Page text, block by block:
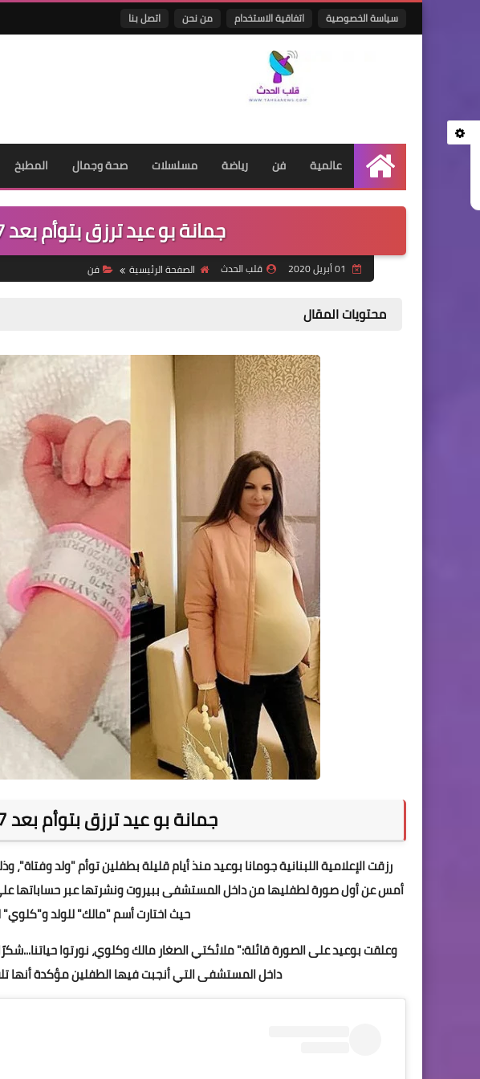
سياسة الخصوصية اتفاقية الاستخدام من نحن اتصل بنا
الرئيسية
عالمية فن رياضة مسلسلات صحة وجمال المطبخ
جمانة بو عيد ترزق بتوأم بعد 7 سنوات
قلب الحدث الصفحة الرئيسية فن
محتويات المقال
جمانة بو عيد ترزق بتوأم بعد 7 سنوات
أمس عن أول صورة لطفليها من داخل المستشفى ببيروت ونشرتها عبر حساباتها
حيث اختارت أسم "مالك" للولد و"كلوي"
وعلقت بوعيد على الصورة قائلة:" ملائكتي الصغار مالك وكلوي، نورتوا
داخل المستشفى التي أنجبت فيها الطفلين مؤكدة أنها